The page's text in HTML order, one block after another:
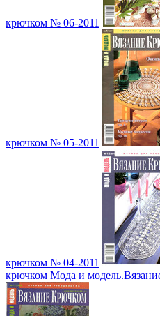
крючком № 06-2011
крючком № 05-2011
крючком № 04-2011
крючком Мода и